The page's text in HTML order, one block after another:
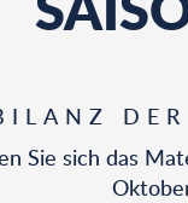
Sie sich das